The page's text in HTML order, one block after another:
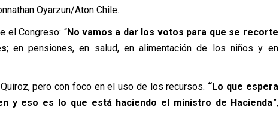
Oyarzun/Aton Chile.
el Congreso: “No vamos a dar los votos para que se recorte
; en pensiones, en salud, en alimentación de los niños y en
pero con foco en el uso de los recursos. “Lo que espera
y eso es lo que está haciendo el ministro de Hacienda”,